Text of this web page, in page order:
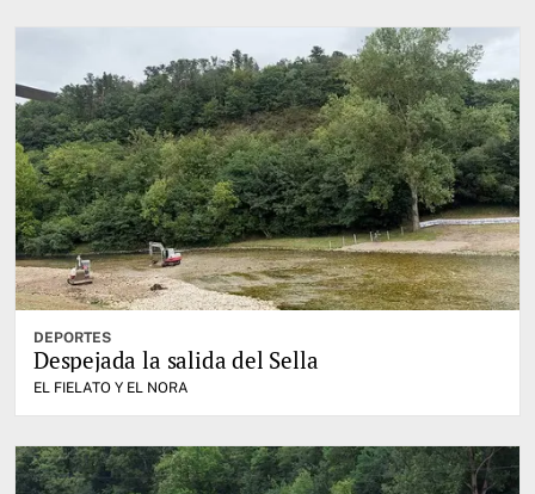
DEPORTES
Despejada la salida del Sella
EL FIELATO Y EL NORA